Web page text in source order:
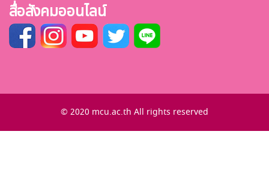
สื่อสังคมออนไลน์
© 2020 mcu.ac.th All rights reserved